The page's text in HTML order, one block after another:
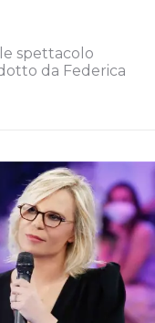
spettacolo
da Federica